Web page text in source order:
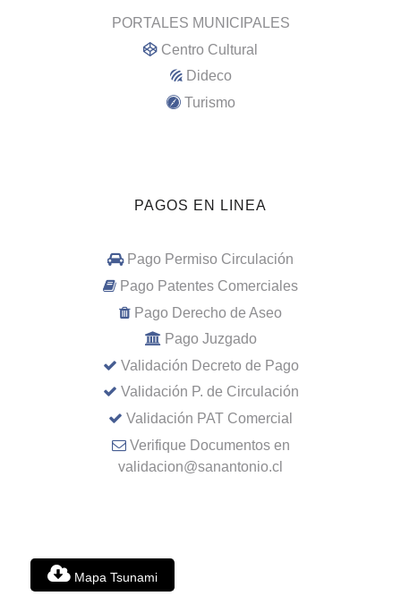
PORTALES MUNICIPALES
Centro Cultural
Dideco
Turismo
PAGOS EN LINEA
Pago Permiso Circulación
Pago Patentes Comerciales
Pago Derecho de Aseo
Pago Juzgado
Validación Decreto de Pago
Validación P. de Circulación
Validación PAT Comercial
Verifique Documentos en
validacion@sanantonio.cl
Mapa Tsunami